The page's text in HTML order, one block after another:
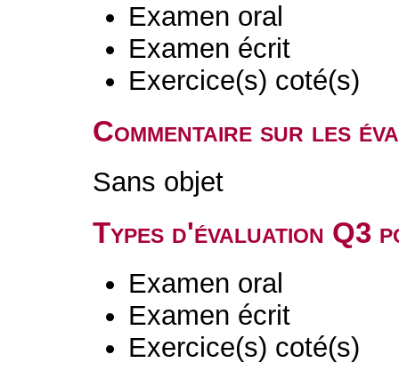
Examen oral
Examen écrit
Exercice(s) coté(s)
Commentaire sur les
Sans objet
Types d'évaluation Q3
Examen oral
Examen écrit
Exercice(s) coté(s)